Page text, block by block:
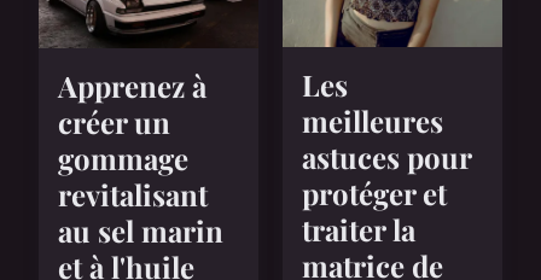
Apprenez à
créer un
gommage
revitalisant
au sel marin
et à l'huile
Les
meilleures
astuces pour
protéger et
traiter la
matrice de